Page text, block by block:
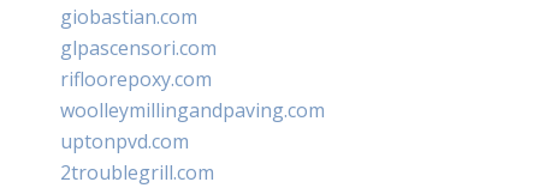
giobastian.com
glpascensori.com
rifloorepoxy.com
woolleymillingandpaving.com
uptonpvd.com
2troublegrill.com